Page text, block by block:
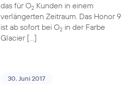
das für O2Kunden in einem
verlängerten Zeitraum. Das Honor 9
ist ab sofort bei O2in der Farbe
Glacier […]
30. Juni 2017